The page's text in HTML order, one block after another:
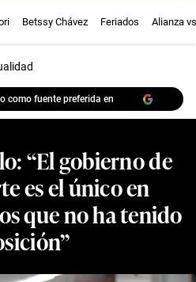
Betssy Chávez Feriados Alianza
como fuente preferida en
“El gobierno de
es el único en
que no ha tenido